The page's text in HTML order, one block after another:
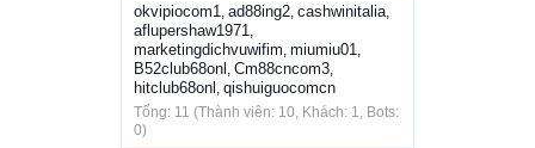
okvipiocom1 ad88ing2 cashwinitalia
aflupershaw1971
marketingdichvuwifim miumiu01
B52club68onl Cm88cncom3
hitclub68onl qishuiguocomcn
Tổng: 11 (Thành viên: 10, Khách: 1, Bots:
0)